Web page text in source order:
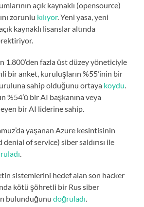
açık kaynaklı (opensource)
zorunlu kılıyor. Yeni yasa, yeni
kaynaklı lisanslar altında
1.800’den fazla üst düzey yöneticiyle
bir anket, kuruluşların %55’inin bir
sahip olduğunu ortaya koydu.
%54’ü bir AI başkanına veya
bir AI liderine sahip.
yaşanan Azure kesintisinin
of service) siber saldırısı ile
.
sistemlerini hedef alan son hacker
kötü şöhretli bir Rus siber
bulunduğunudoğruladı.